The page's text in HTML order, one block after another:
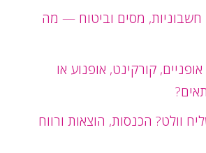
חשבוניות, מסים וביטוח — מה
קורקינט, אופנוע או
וולט? הכנסות, הוצאות ורווח